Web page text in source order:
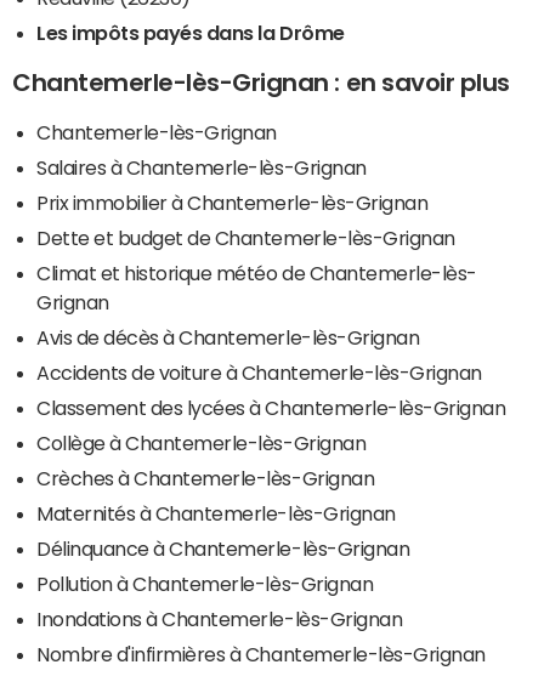
Les impôts payés dans la Drôme
Chantemerle-lès-Grignan : en savoir plus
Chantemerle-lès-Grignan
Salaires à Chantemerle-lès-Grignan
Prix immobilier à Chantemerle-lès-Grignan
Dette et budget de Chantemerle-lès-Grignan
Climat et historique météo de Chantemerle-lès-
Grignan
Avis de décès à Chantemerle-lès-Grignan
Accidents de voiture à Chantemerle-lès-Grignan
Classement des lycées à Chantemerle-lès-Grignan
Collège à Chantemerle-lès-Grignan
Crèches à Chantemerle-lès-Grignan
Maternités à Chantemerle-lès-Grignan
Délinquance à Chantemerle-lès-Grignan
Pollution à Chantemerle-lès-Grignan
Inondations à Chantemerle-lès-Grignan
Nombre d'infirmières à Chantemerle-lès-Grignan